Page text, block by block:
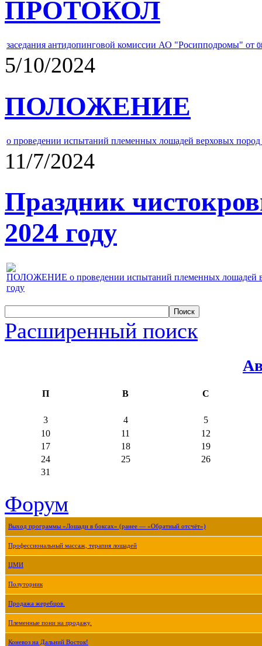
ПРОТОКОЛ
заседания антидопинговой комиссии АО "Росипподромы" от
5/10/2024
ПОЛОЖЕНИЕ
о проведении испытаний племенных лошадей верховых
11/7/2024
Праздник
2024 году
ПОЛОЖЕНИЕ о проведении испытаний племенных лошадей
году
Расширенный поиск
П В С
3 4
5
10
11
12
17
18
19
24
25
26
31
Форум
Выход программы «Лошади в боксах» (ранее — «Обратный отсчёт»)
Профессиональный массаж, терапия лошадей
ЦМИ
Полуторник
Продажа жеребцов.
Племенные пони на продажу.
Коневоз на Дальний Восток!